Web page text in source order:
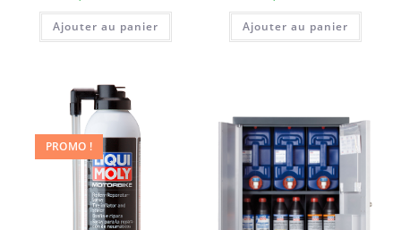
Ajouter au panier Ajouter au panier
PROMO !